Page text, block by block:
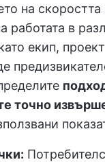
на скоростта
работата в
екип,
точно